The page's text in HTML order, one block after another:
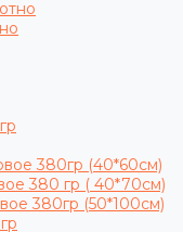
380гр (40*60см)
380 гр ( 40*70см)
380гр (50*100см)